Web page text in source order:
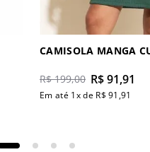
CAMISOLA MANGA
R$ 199,00 R$91,91
Em até 1x de R$ 91 ,91